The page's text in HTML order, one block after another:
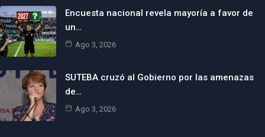
Encuesta nacional revela mayoría a favor de
un…
Ago 3, 2026
SUTEBA cruzó al Gobierno por las amenazas
de…
Ago 3, 2026